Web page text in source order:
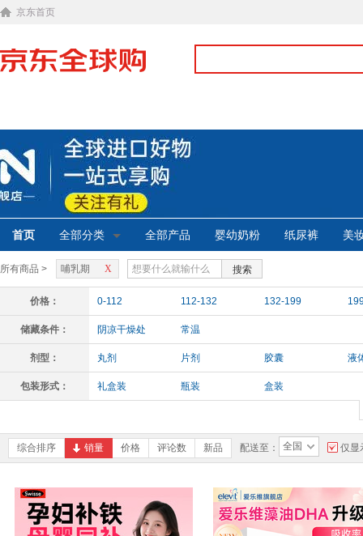
京东首页
首页 全部分类 全部产品 婴幼奶粉 纸尿裤 美
所有商品 > X
哺乳期 搜索
价格： 0-112 112-132 132-199
储藏条件： 阴凉干燥处 常温
剂型： 丸剂 片剂 胶囊 液
包装形式： 礼盒装 瓶装 盒装
综合排序 销量 价格 评论数 新品 配送至： 全国 仅显